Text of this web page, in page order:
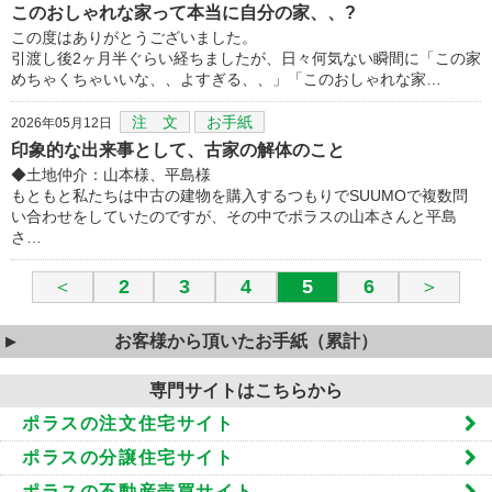
このおしゃれな家って本当に自分の家、、?
この度はありがとうございました。
引渡し後2ヶ月半ぐらい経ちましたが、日々何気ない瞬間に「この家
めちゃくちゃいいな、、よすぎる、、」「このおしゃれな家…
2026年05月12日 注 文 お手紙
印象的な出来事として、古家の解体のこと
◆土地仲介：山本様、平島様
もともと私たちは中古の建物を購入するつもりでSUUMOで複数問
い合わせをしていたのですが、その中でポラスの山本さんと平島
さ…
＜ 2 3 4 5 6 ＞
お客様から頂いたお手紙（累計）
専門サイトはこちらから
ポラスの注文住宅サイト
ポラスの分譲住宅サイト